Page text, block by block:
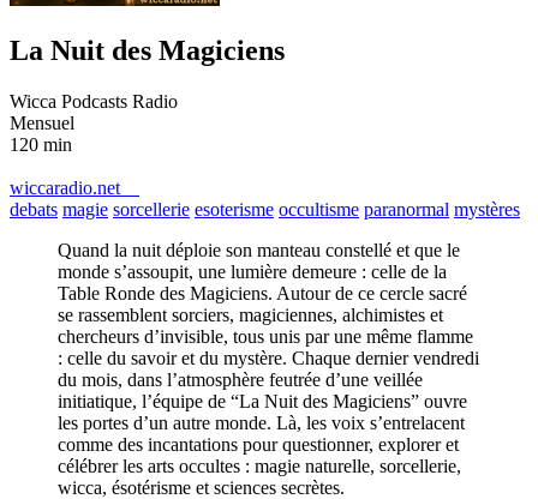
La Nuit des Magiciens
Wicca Podcasts Radio
Mensuel
120 min
wiccaradio.net
debats magie sorcellerie esoterisme occultisme paranormal mystères
Quand la nuit déploie son manteau constellé et que le
monde s’assoupit, une lumière demeure : celle de la
Table Ronde des Magiciens. Autour de ce cercle sacré
se rassemblent sorciers, magiciennes, alchimistes et
chercheurs d’invisible, tous unis par une même flamme
: celle du savoir et du mystère. Chaque dernier vendredi
du mois, dans l’atmosphère feutrée d’une veillée
initiatique, l’équipe de “La Nuit des Magiciens” ouvre
les portes d’un autre monde. Là, les voix s’entrelacent
comme des incantations pour questionner, explorer et
célébrer les arts occultes : magie naturelle, sorcellerie,
wicca, ésotérisme et sciences secrètes.